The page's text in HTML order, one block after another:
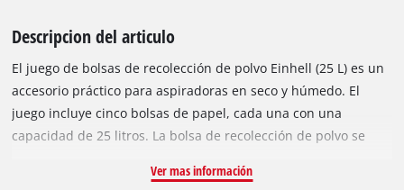
Descripcion del articulo
El juego de bolsas de recolección de polvo Einhell (25 L) es un
accesorio práctico para aspiradoras en seco y húmedo. El
juego incluye cinco bolsas de papel, cada una con una
capacidad de 25 litros. La bolsa de recolección de polvo se
filtro plisado de la aspiradora limpio por más tiempo y
Ver mas información